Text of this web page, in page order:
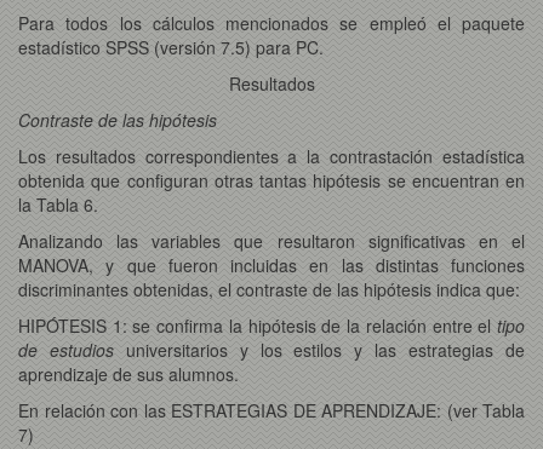
Para todos los cálculos mencionados se empleó el paquete
estadístico SPSS (versión 7.5) para PC.
Resultados
Contraste de las hipótesis
Los resultados correspondientes a la contrastación estadística
obtenida que configuran otras tantas hipótesis se encuentran en
la Tabla 6.
Analizando las variables que resultaron significativas en el
MANOVA, y que fueron incluidas en las distintas funciones
discriminantes obtenidas, el contraste de las hipótesis indica que:
HIPÓTESIS 1: se confirma la hipótesis de la relación entre el tipo
de estudiosuniversitarios y los estilos y las estrategias de
aprendizaje de sus alumnos.
En relación con las ESTRATEGIAS DE APRENDIZAJE: (ver Tabla
7)